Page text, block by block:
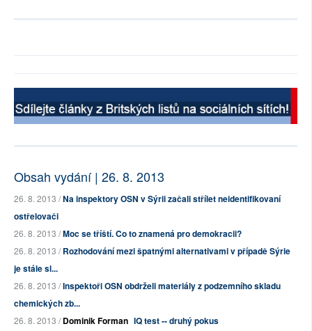
Obsah vydání | 26. 8. 2013
26. 8. 2013 /Na inspektory OSN v Sýrii začali střílet neidentifikovaní
ostřelovači
26. 8. 2013 /Moc se tříští. Co to znamená pro demokracii?
26. 8. 2013 /Rozhodování mezi špatnými alternativami v případě Sýrie
je stále sl...
26. 8. 2013 /Inspektoři OSN obdrželi materiály z podzemního skladu
chemických zb...
26. 8. 2013 /Dominik Forman IQ test -- druhý pokus